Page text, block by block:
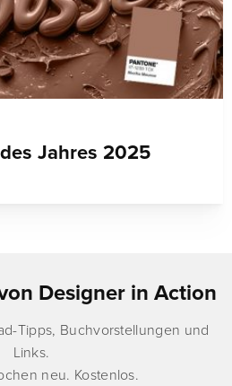
Jahres 2025
Designer in Action
Tipps, Buchvorstellungen und
Links.
neu. Kostenlos.